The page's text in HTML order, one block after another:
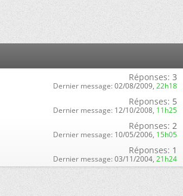
Réponses: 3
Dernier message: 02/08/2009, 22h18
Réponses: 5
Dernier message: 12/10/2008, 11h25
Réponses: 2
Dernier message: 10/05/2006, 15h05
Réponses: 1
Dernier message: 03/11/2004, 21h24